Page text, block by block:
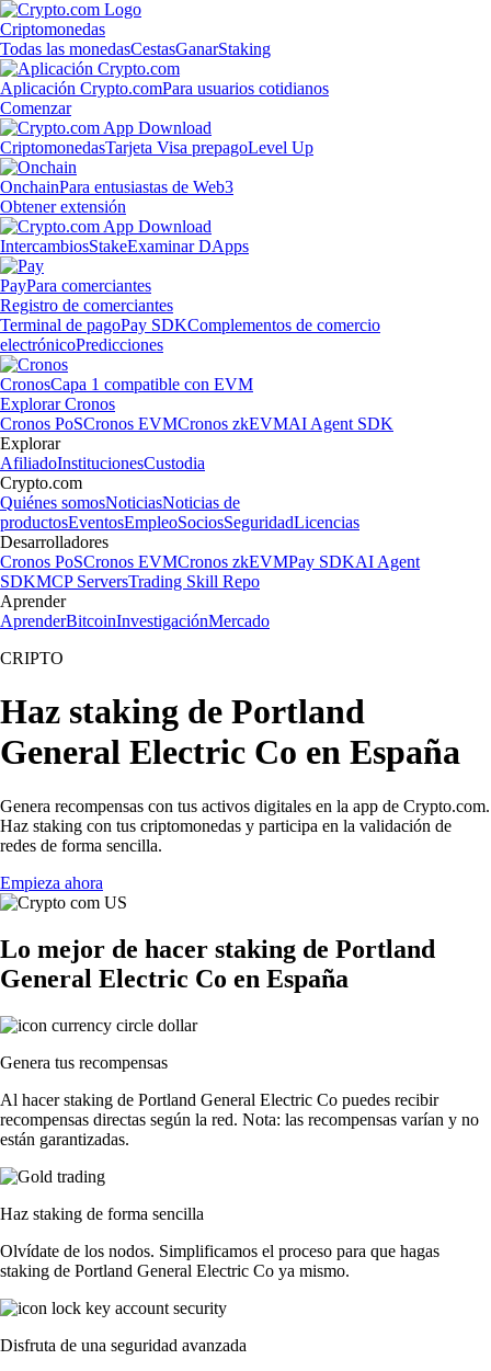
Criptomonedas
Todas las monedasCestasGanarStaking
Aplicación Crypto.comPara usuarios cotidianos
Comenzar
CriptomonedasTarjeta Visa prepagoLevel Up
OnchainPara entusiastas de Web3
Obtener extensión
IntercambiosStakeExaminar DApps
PayPara comerciantes
Registro de comerciantes
Terminal de pagoPay SDKComplementos de comercio
electrónicoPredicciones
CronosCapa 1 compatible con EVM
Explorar Cronos
Cronos PoSCronos EVMCronos zkEVMAI Agent SDK
Explorar
AfiliadoInstitucionesCustodia
Crypto.com
Quiénes somosNoticiasNoticias de
productosEventosEmpleoSociosSeguridadLicencias
Desarrolladores
Cronos PoSCronos EVMCronos zkEVMPay SDKAI Agent
SDKMCP ServersTrading Skill Repo
Aprender
AprenderBitcoinInvestigaciónMercado
CRIPTO
Haz staking de Portland
General Electric Co en España
Genera recompensas con tus activos digitales en la app de Crypto.com.
Haz staking con tus criptomonedas y participa en la validación de
redes de forma sencilla.
Empieza ahora
Lo mejor de hacer staking de Portland
General Electric Co en España
Genera tus recompensas
Al hacer staking de Portland General Electric Co puedes recibir
recompensas directas según la red. Nota: las recompensas varían y no
están garantizadas.
Haz staking de forma sencilla
Olvídate de los nodos. Simplificamos el proceso para que hagas
staking de Portland General Electric Co ya mismo.
Disfruta de una seguridad avanzada